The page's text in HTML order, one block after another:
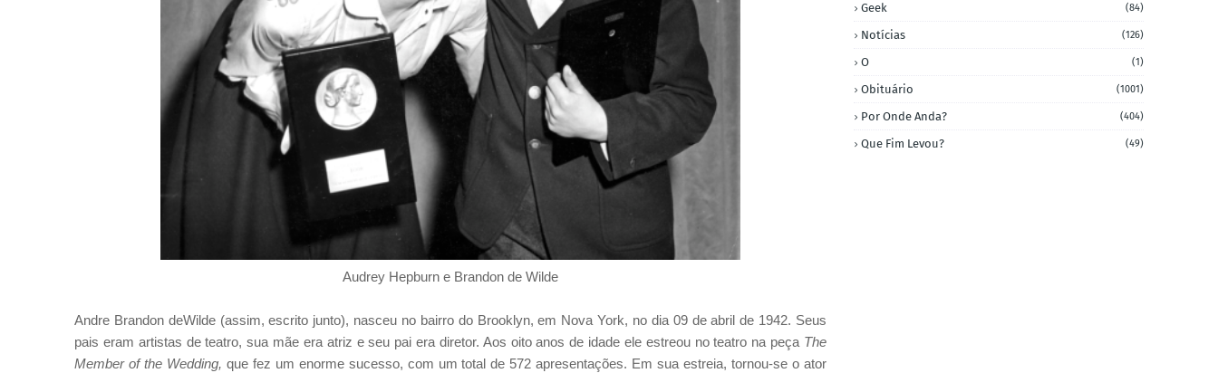
Audrey Hepburn e Brandon de Wilde
Andre Brandon deWilde (assim, escrito junto), nasceu no bairro do Brooklyn, em Nova York, no dia 09 de abril de 1942. Seus
pais eram artistas de teatro, sua mãe era atriz e seu pai era diretor. Aos oito anos de idade ele estreou no teatro na peça The
Member of the Wedding, que fez um enorme sucesso, com um total de 572 apresentações. Em sua estreia, tornou-se o ator
Geek (84)
Notícias (126)
O (1)
Obituário (1001)
Por Onde Anda? (404)
Que Fim Levou? (49)